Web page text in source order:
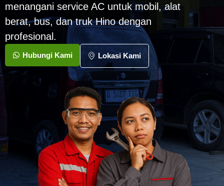
menangani service AC untuk mobil, alat
berat, bus, dan truk Hino dengan
profesional.
Hubungi Kami Lokasi Kami